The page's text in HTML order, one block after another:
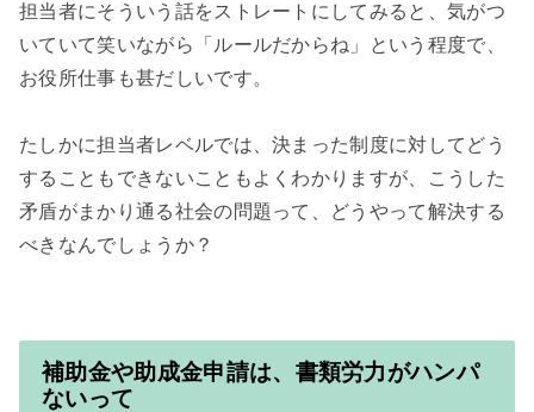
担当者にそういう話をストレートにしてみると、気がつ
いていて笑いながら「ルールだからね」という程度で、
お役所仕事も甚だしいです。
たしかに担当者レベルでは、決まった制度に対してどう
することもできないこともよくわかりますが、こうした
矛盾がまかり通る社会の問題って、どうやって解決する
べきなんでしょうか？
補助金や助成金申請は、書類労力がハンパ
ないって